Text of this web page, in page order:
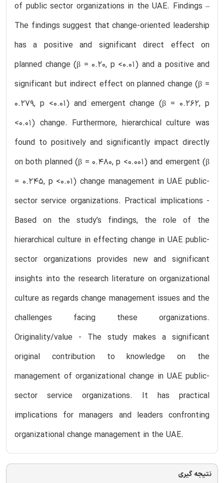
of public sector organizations in the UAE. Findings –
The findings suggest that change-oriented leadership
has a positive and significant direct effect on
planned change (β = 0.20, p <0.01) and a positive and
significant but indirect effect on planned change (β =
0.279, p <0.01) and emergent change (β = 0.262, p
<0.01) change. Furthermore, hierarchical culture was
found to positively and significantly impact directly
on both planned (β = 0.480, p <0.001) and emergent (β
= 0.245, p <0.01) change management in UAE public-
sector service organizations. Practical implications -
Based on the study’s findings, the role of the
hierarchical culture in effecting change in UAE public-
sector organizations provides new and significant
insights into the research literature on organizational
culture as regards change management issues and the
challenges facing these organizations.
Originality/value - The study makes a significant
original contribution to knowledge on the
management of organizational change in UAE public-
sector service organizations. It has practical
implications for managers and leaders confronting
organizational change management in the UAE.
نتیجه گیری